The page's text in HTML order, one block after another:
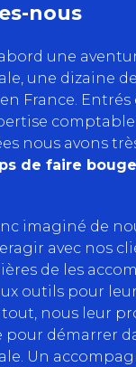
nous
une
une dizaine
France. Entrés
comptable
nous avons
de faire
imaginé de
avec nos
de les
outils pour
tout, nous leur
démarrer
Un